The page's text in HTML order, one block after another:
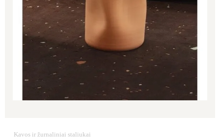
Kavos ir žurnaliniai staliukai